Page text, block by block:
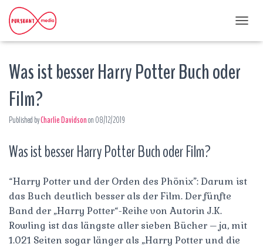
O
O
Was ist besser Harry Potter Buch oder
Film?
Published byCharlie Davidsonon 08/12/2019
Was ist besser Harry Potter Buch oder Film?
“Harry Potter und der Orden des Phönix”: Darum ist
das Buch deutlich besser als der Film. Der fünfte
Band der „Harry Potter“-Reihe von Autorin J.K.
Rowling ist das längste aller sieben Bücher – ja, mit
1.021 Seiten sogar länger als „Harry Potter und die